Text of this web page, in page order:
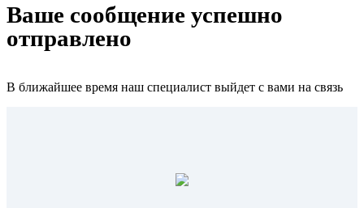
Ваше сообщение успешно
отправлено
В ближайшее время наш специалист выйдет с вами на связь